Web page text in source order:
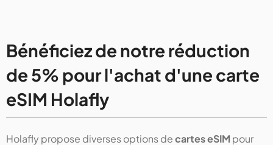
Bénéficiez de notre réduction
de 5% pour l'achat d'une carte
eSIM Holafly
Holafly propose diverses options decartes eSIM pour